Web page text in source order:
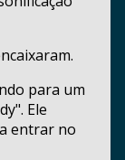
para um
Ele
entrar no